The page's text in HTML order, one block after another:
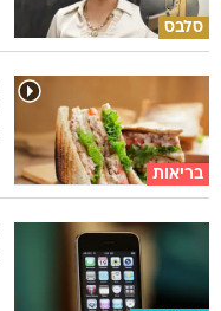
סלבס
בריאות